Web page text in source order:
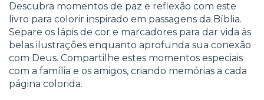
Descubra momentos de paz e reflexão com este
livro para colorir inspirado em passagens da Bíblia.
Separe os lápis de cor e marcadores para dar vida às
belas ilustrações enquanto aprofunda sua conexão
com Deus. Compartilhe estes momentos especiais
com a família e os amigos, criando memórias a cada
página colorida.